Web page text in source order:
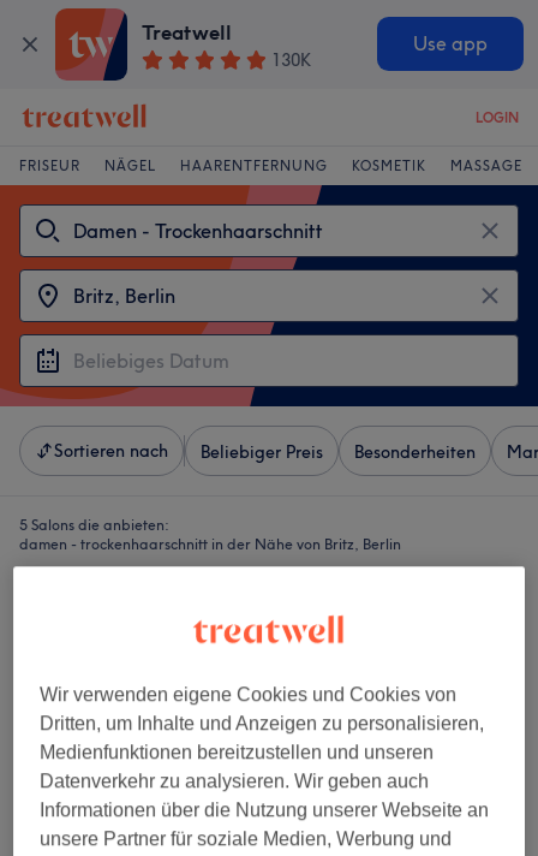
Treatwell
130K
Use app
LOGIN
FRISEUR NÄGEL HAARENTFERNUNG KOSMETIK MASSAGE
Sortieren nach Beliebiger Preis Besonderheiten
5 Salons die anbieten:
damen - trockenhaarschnitt in der Nähe von Britz, Berlin
Wir verwenden eigene Cookies und Cookies von
Dritten, um Inhalte und Anzeigen zu personalisieren,
Medienfunktionen bereitzustellen und unseren
Datenverkehr zu analysieren. Wir geben auch
Informationen über die Nutzung unserer Webseite an
unsere Partner für soziale Medien, Werbung und